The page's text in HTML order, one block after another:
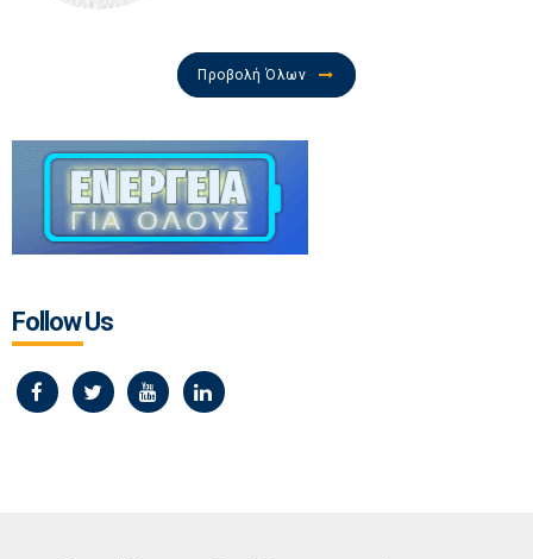
Προβολή Όλων
Follow Us